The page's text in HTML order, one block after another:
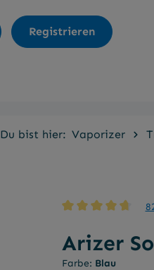
Registrieren
Du bist hier: Vaporizer
Arizer
Farbe: Blau